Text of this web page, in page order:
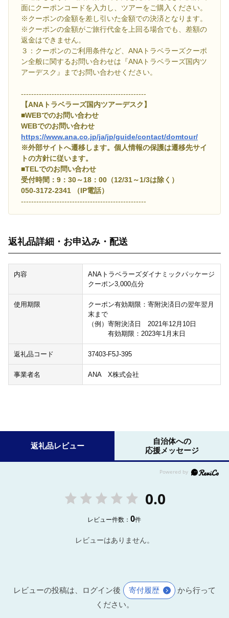
面にクーポンコードを入力し、ツアーをご購入ください。
※クーポンの金額を差し引いた金額での決済となります。
※クーポンの金額がご旅行代金を上回る場合でも、差額の
返金はできません。
３：クーポンのご利用条件など、ANAトラベラーズクーポ
ン全般に関するお問い合わせは『ANAトラベラーズ国内ツ
アーデスク』までお問い合わせください。
-------------------------------------------------
【ANAトラベラーズ国内ツアーデスク】
■WEBでのお問い合わせ
WEBでのお問い合わせ
https://www.ana.co.jp/ja/jp/guide/contact/domtour/
※外部サイトへ遷移します。個人情報の保護は遷移先サイ
トの方針に従います。
■TELでのお問い合わせ
受付時間：9：30～18：00（12/31～1/3は除く）
050-3172-2341 （IP電話）
-------------------------------------------------
返礼品詳細・お申込み・配送
内容
ANAトラベラーズダイナミックパッケージ
クーポン3,000点分
使用期限
クーポン有効期限：寄附決済日の翌年翌月
末まで
（例）寄附決済日 2021年12月10日
有効期限：2023年1月末日
返礼品コード 37403-F5J-395
事業者名 ANA X株式会社
返礼品レビュー
自治体への
応援メッセージ
0.0
レビュー件数：0件
レビューはありません。
レビューの投稿は、ログイン後 寄付履歴
から行って
ください。